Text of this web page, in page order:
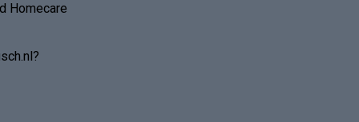
Homecare